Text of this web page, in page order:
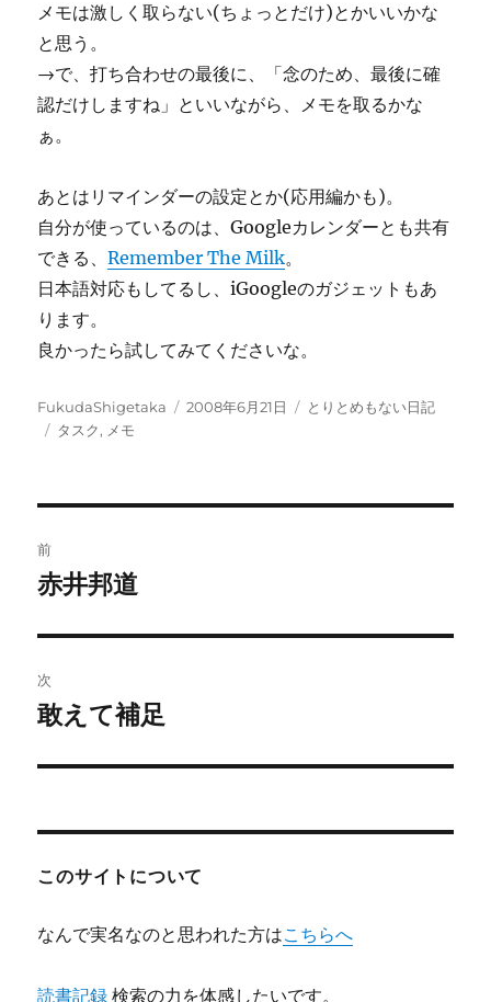
メモは激しく取らない(ちょっとだけ)とかいいかな
と思う。
→で、打ち合わせの最後に、「念のため、最後に確
認だけしますね」といいながら、メモを取るかな
ぁ。
あとはリマインダーの設定とか(応用編かも)。
自分が使っているのは、Googleカレンダーとも共有
できる、Remember The Milk。
日本語対応もしてるし、iGoogleのガジェットもあ
ります。
良かったら試してみてくださいな。
投
稿
FukudaShigetaka
投
2008年6月21日
カ
とりとめもない日記
タ
タスク, メモ
稿
ビ
ゲ
ー
前
前
投
稿:
赤井邦道
次
次
投
敢えて補足
このサイトについて
なんで実名なのと思われた方はこちらへ
読書記録 検索の力を体感したいです。